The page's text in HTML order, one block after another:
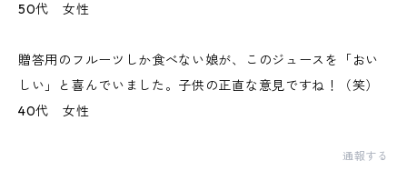
50代 女性
贈答用のフルーツしか食べない娘が、このジュースを「おい
しい」と喜んでいました。子供の正直な意見ですね！（笑）
40代 女性
通報する